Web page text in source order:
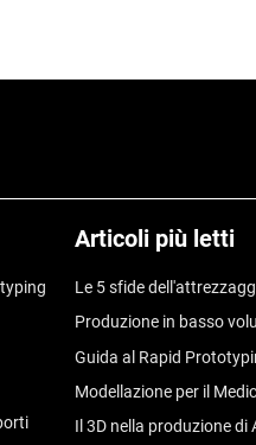
Articoli più letti
Le 5 sfide
Produzione in basso
Guida al Rapid
Modellazione per il
Il 3D nella produzione di